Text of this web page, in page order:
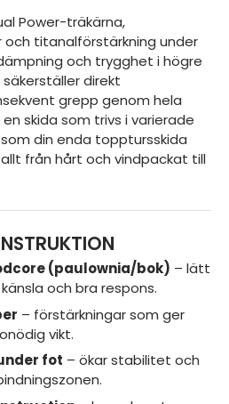
Power-träkärna,
titanalförstärkning under
och trygghet i högre
direkt
grepp genom hela
skida som trivs i varierade
din enda topptursskida
från hårt och vindpackat till
(paulownia/bok) – lätt
och bra respons.
– förstärkningar som ger
vikt.
fot – ökar stabilitet och